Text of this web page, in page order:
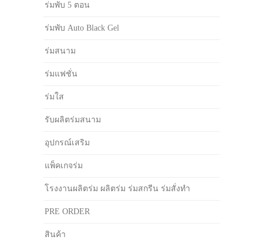
ร่มพับ 5 ตอน
ร่มพับ Auto Black Gel
ร่มสนาม
ร่มแฟชั่น
ร่มใส
รับผลิตร่มสนาม
อุปกรณ์เสริม
แพ็คเกจร่ม
โรงงานผลิตร่ม ผลิตร่ม ร่มสกรีน ร่มสั่งทำ
PRE ORDER
สินค้า